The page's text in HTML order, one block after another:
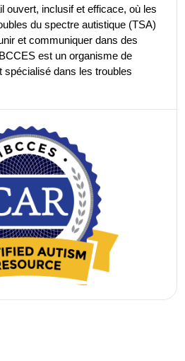
ouvert, inclusif et efficace, où les
du spectre autistique (TSA)
et communiquer dans des
est un organisme de
spécialisé dans les troubles